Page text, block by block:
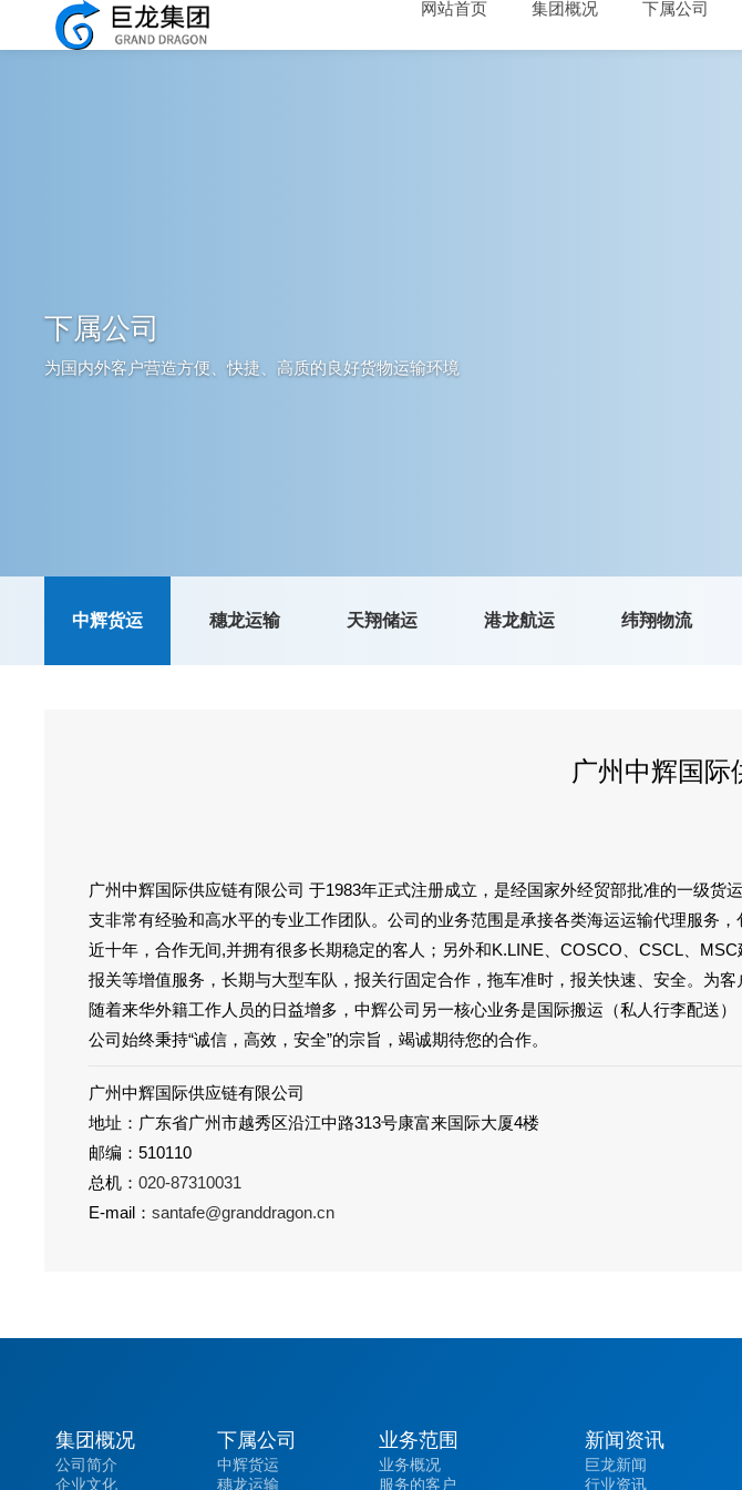
网站首页 集团概况 下属公司
下属公司
为国内外客户营造方便、快捷、高质的良好货物运输环境
中辉货运 穗龙运输 天翔储运 港龙航运 纬翔物流
广州中辉国际
广州中辉国际供应链有限公司 于1983年正式注册成立，是经国家外经贸部批准的一级
支非常有经验和高水平的专业工作团队。公司的业务范围是承接各类海运运输代理服务
近十年，合作无间,并拥有很多长期稳定的客人；另外和K.LINE、COSCO、CSCL、
报关等增值服务，长期与大型车队，报关行固定合作，拖车准时，报关快速、安全。为客
随着来华外籍工作人员的日益增多，中辉公司另一核心业务是国际搬运（私人行李配送
公司始终秉持“诚信，高效，安全”的宗旨，竭诚期待您的合作。
广州中辉国际供应链有限公司
地址：广东省广州市越秀区沿江中路313号康富来国际大厦4楼
邮编：510110
总机：020-87310031
E-mail：santafe@granddragon.cn
集团概况
公司简介
企业文化
下属公司
中辉货运
穗龙运输
业务范围
业务概况
服务的客户
新闻资讯
巨龙新闻
行业资讯